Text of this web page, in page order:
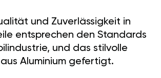
und Zuverlässigkeit in
entsprechen den Standards
und das stilvolle
Aluminium gefertigt.